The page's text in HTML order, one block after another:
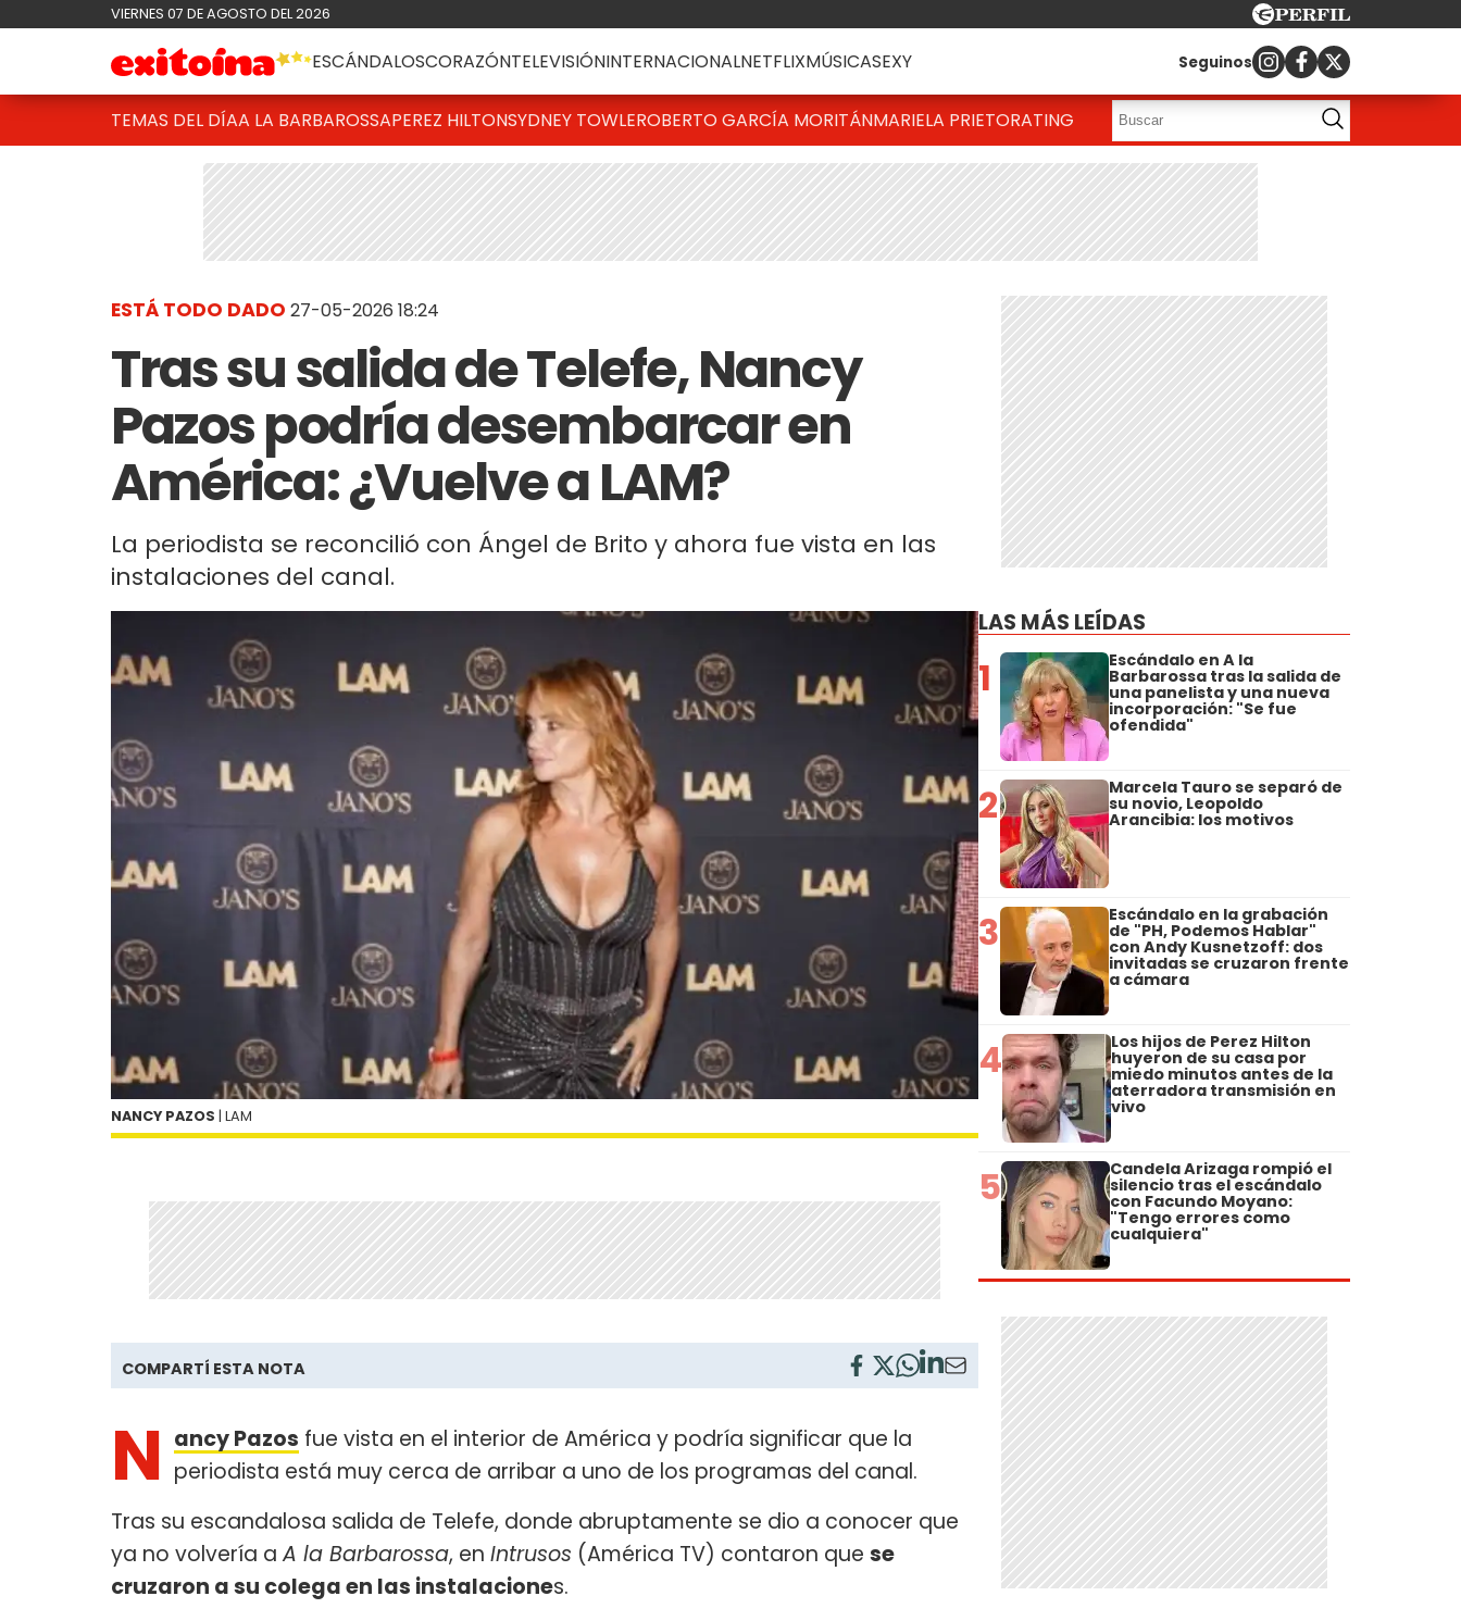
VIERNES 07 DE AGOSTO DEL 2026
ESCÁNDALOSCORAZÓNTELEVISIÓNINTERNACIONALNETFLIXMÚSICASEXY Seguinos
TEMAS DEL DÍAA LA BARBAROSSAPEREZ HILTONSYDNEY TOWLEROBERTO GARCÍA MORITÁNMARIELA PRIETORATING
ESTÁ TODO DADO 27-05-2026 18:24
Tras su salida de Telefe, Nancy
Pazos podría desembarcar en
América: ¿Vuelve a LAM?
La periodista se reconcilió con Ángel de Brito y ahora fue vista en las
instalaciones del canal.
NANCY PAZOS | LAM
COMPARTÍ ESTA NOTA
N ancy Pazos fue vista en el interior de América y podría significar que la
periodista está muy cerca de arribar a uno de los programas del canal.
Tras su escandalosa salida de Telefe, donde abruptamente se dio a conocer que
ya no volvería aA la Barbarossa, en Intrusos (América TV) contaron que se
cruzaron a su colega en las instalaciones.
LAS MÁS LEÍDAS
1 Escándalo en A la
Barbarossa tras la salida de
una panelista y una nueva
incorporación: "Se fue
ofendida"
2 Marcela Tauro se separó de
su novio, Leopoldo
Arancibia: los motivos
3 Escándalo en la grabación
de "PH, Podemos Hablar"
con Andy Kusnetzoff: dos
invitadas se cruzaron frente
a cámara
4 Los hijos de Perez Hilton
huyeron de su casa por
miedo minutos antes de la
aterradora transmisión en
vivo
5 Candela Arizaga rompió el
silencio tras el escándalo
con Facundo Moyano:
"Tengo errores como
cualquiera"